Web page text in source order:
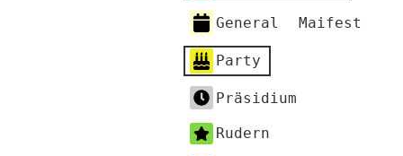
General Maifest
Party
Präsidium
Rudern